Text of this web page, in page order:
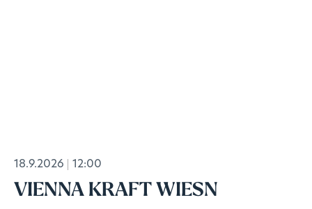
18.9.2026 12:00
VIENNA KRAFT WIESN